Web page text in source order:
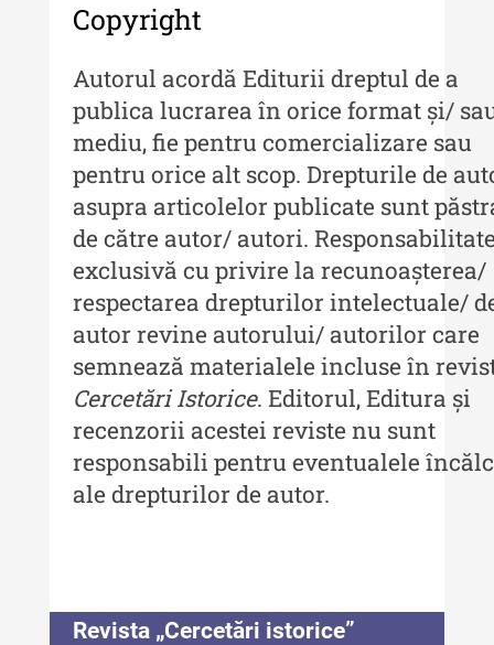
Copyright
Autorul acordă Editurii dreptul de a
publica lucrarea în orice format și/
mediu, fie pentru comercializare sau
pentru orice alt scop. Drepturile de
asupra articolelor publicate sunt
de către autor/ autori.
exclusivă cu privire la recunoașterea/
respectarea drepturilor intelectuale/
autor revine autorului/ autorilor care
semnează materialele incluse în
Cercetări Istorice. Editorul, Editura și
recenzorii acestei reviste nu sunt
responsabili pentru eventualele
ale drepturilor de autor.
Revista „Cercetări istorice”